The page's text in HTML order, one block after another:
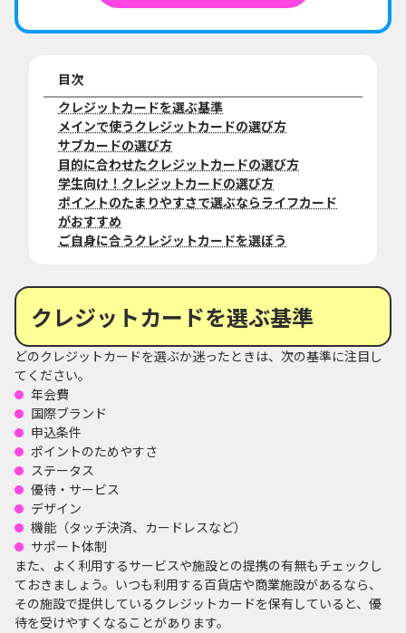
目次
クレジットカードを選ぶ基準
メインで使うクレジットカードの選び方
サブカードの選び方
目的に合わせたクレジットカードの選び方
学生向け！クレジットカードの選び方
ポイントのたまりやすさで選ぶならライフカード
がおすすめ
ご自身に合うクレジットカードを選ぼう
クレジットカードを選ぶ基準
どのクレジットカードを選ぶか迷ったときは、次の基準に注目し
てください。
年会費
国際ブランド
申込条件
ポイントのためやすさ
ステータス
優待・サービス
デザイン
機能（タッチ決済、カードレスなど）
サポート体制
また、よく利用するサービスや施設との提携の有無もチェックし
ておきましょう。いつも利用する百貨店や商業施設があるなら、
その施設で提供しているクレジットカードを保有していると、優
待を受けやすくなることがあります。